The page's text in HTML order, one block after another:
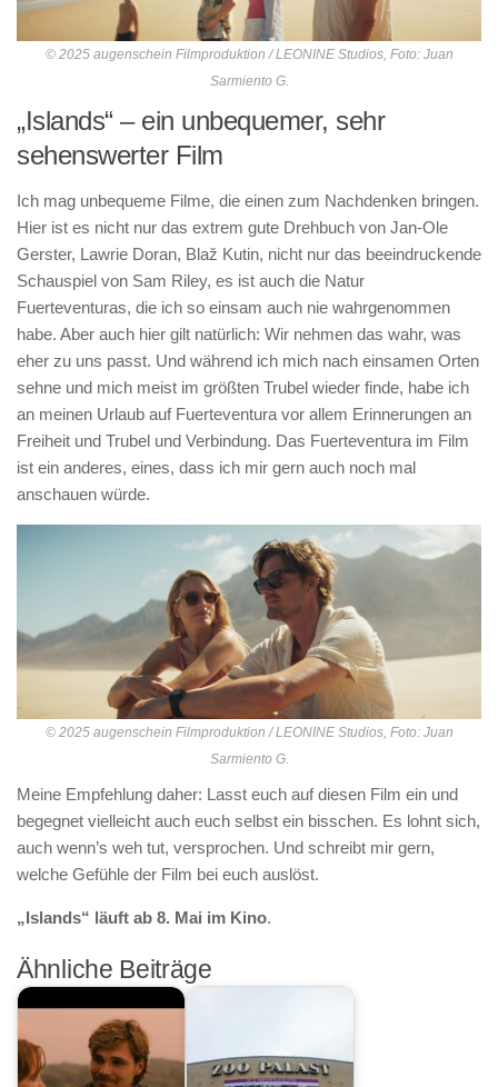
© 2025 augenschein Filmproduktion / LEONINE Studios, Foto: Juan
Sarmiento G.
„Islands“ – ein unbequemer, sehr
sehenswerter Film
Ich mag unbequeme Filme, die einen zum Nachdenken bringen.
Hier ist es nicht nur das extrem gute Drehbuch von Jan-Ole
Gerster, Lawrie Doran, Blaž Kutin, nicht nur das beeindruckende
Schauspiel von Sam Riley, es ist auch die Natur
Fuerteventuras, die ich so einsam auch nie wahrgenommen
habe. Aber auch hier gilt natürlich: Wir nehmen das wahr, was
eher zu uns passt. Und während ich mich nach einsamen Orten
sehne und mich meist im größten Trubel wieder finde, habe ich
an meinen Urlaub auf Fuerteventura vor allem Erinnerungen an
Freiheit und Trubel und Verbindung. Das Fuerteventura im Film
ist ein anderes, eines, dass ich mir gern auch noch mal
anschauen würde.
© 2025 augenschein Filmproduktion / LEONINE Studios, Foto: Juan
Sarmiento G.
Meine Empfehlung daher: Lasst euch auf diesen Film ein und
begegnet vielleicht auch euch selbst ein bisschen. Es lohnt sich,
auch wenn’s weh tut, versprochen. Und schreibt mir gern,
welche Gefühle der Film bei euch auslöst.
„Islands“ läuft ab 8. Mai im Kino.
Ähnliche Beiträge